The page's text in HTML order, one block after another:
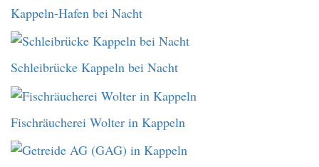
Kappeln-Hafen bei Nacht
Schleibrücke Kappeln bei Nacht
Fischräucherei Wolter in Kappeln